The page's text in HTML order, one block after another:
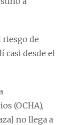
riesgo de
casi desde el
(OCHA),
no llega a